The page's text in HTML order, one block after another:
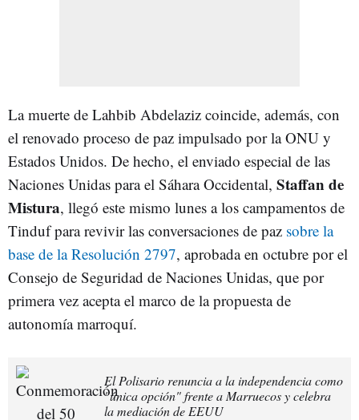
La muerte de Lahbib Abdelaziz coincide, además, con
el renovado proceso de paz impulsado por la ONU y
Estados Unidos. De hecho, el enviado especial de las
Naciones Unidas para el Sáhara Occidental, Staffan de
Mistura, llegó este mismo lunes a los campamentos de
Tinduf para revivir las conversaciones de paz sobre la
base de la Resolución 2797, aprobada en octubre por el
Consejo de Seguridad de Naciones Unidas, que por
primera vez acepta el marco de la propuesta de
autonomía marroquí.
El Polisario renuncia a la independencia como
"única opción" frente a Marruecos y celebra
la mediación de EEUU